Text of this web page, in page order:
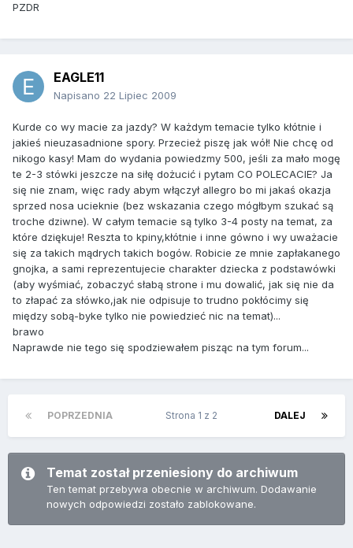
PZDR
EAGLE11
Napisano 22 Lipiec 2009
Kurde co wy macie za jazdy? W każdym temacie tylko kłótnie i
jakieś nieuzasadnione spory. Przecież piszę jak wół! Nie chcę od
nikogo kasy! Mam do wydania powiedzmy 500, jeśli za mało mogę
te 2-3 stówki jeszcze na siłę dożucić i pytam CO POLECACIE? Ja
się nie znam, więc rady abym włączył allegro bo mi jakaś okazja
sprzed nosa ucieknie (bez wskazania czego mógłbym szukać są
troche dziwne). W całym temacie są tylko 3-4 posty na temat, za
które dziękuje! Reszta to kpiny,kłótnie i inne gówno i wy uważacie
się za takich mądrych takich bogów. Robicie ze mnie zapłakanego
gnojka, a sami reprezentujecie charakter dziecka z podstawówki
(aby wyśmiać, zobaczyć słabą strone i mu dowalić, jak się nie da
to złapać za słówko,jak nie odpisuje to trudno pokłócimy się
między sobą-byke tylko nie powiedzieć nic na temat)...
brawo
Naprawde nie tego się spodziewałem pisząc na tym forum...
POPRZEDNIA DALEJ
Strona 1 z 2
Temat został przeniesiony do archiwum
Ten temat przebywa obecnie w archiwum. Dodawanie
nowych odpowiedzi zostało zablokowane.